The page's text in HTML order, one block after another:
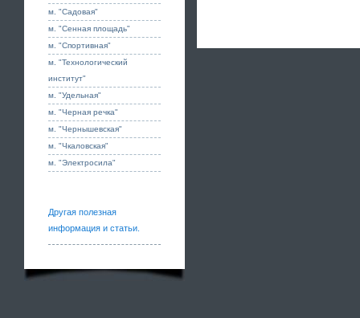
м. "Садовая"
м. "Сенная площадь"
м. "Спортивная"
м. "Технологический
институт"
м. "Удельная"
м. "Черная речка"
м. "Чернышевская"
м. "Чкаловская"
м. "Электросила"
Другая полезная
информация и статьи.